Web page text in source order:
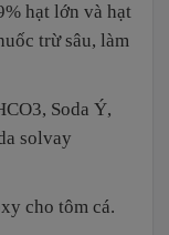
hạt lớn và hạt
trừ sâu, làm
Soda Ý,
solvay
cho tôm cá.